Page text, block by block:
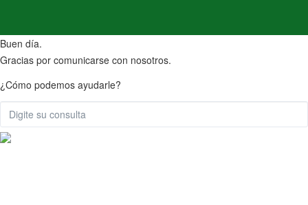
Buen día.
Gracias por comunicarse con nosotros.
¿Cómo podemos ayudarle?